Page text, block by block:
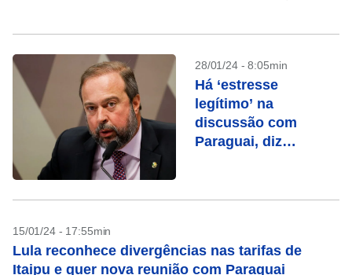
28/01/24 - 8:05min
Há ‘estresse
legítimo’ na
discussão com
Paraguai, diz
15/01/24 - 17:55min
Lula reconhece divergências nas tarifas de
Itaipu e quer nova reunião com Paraguai